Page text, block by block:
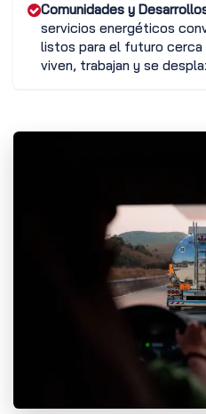
Comunidades y
servicios energéticos
listos para el futuro cerca
viven, trabajan y se